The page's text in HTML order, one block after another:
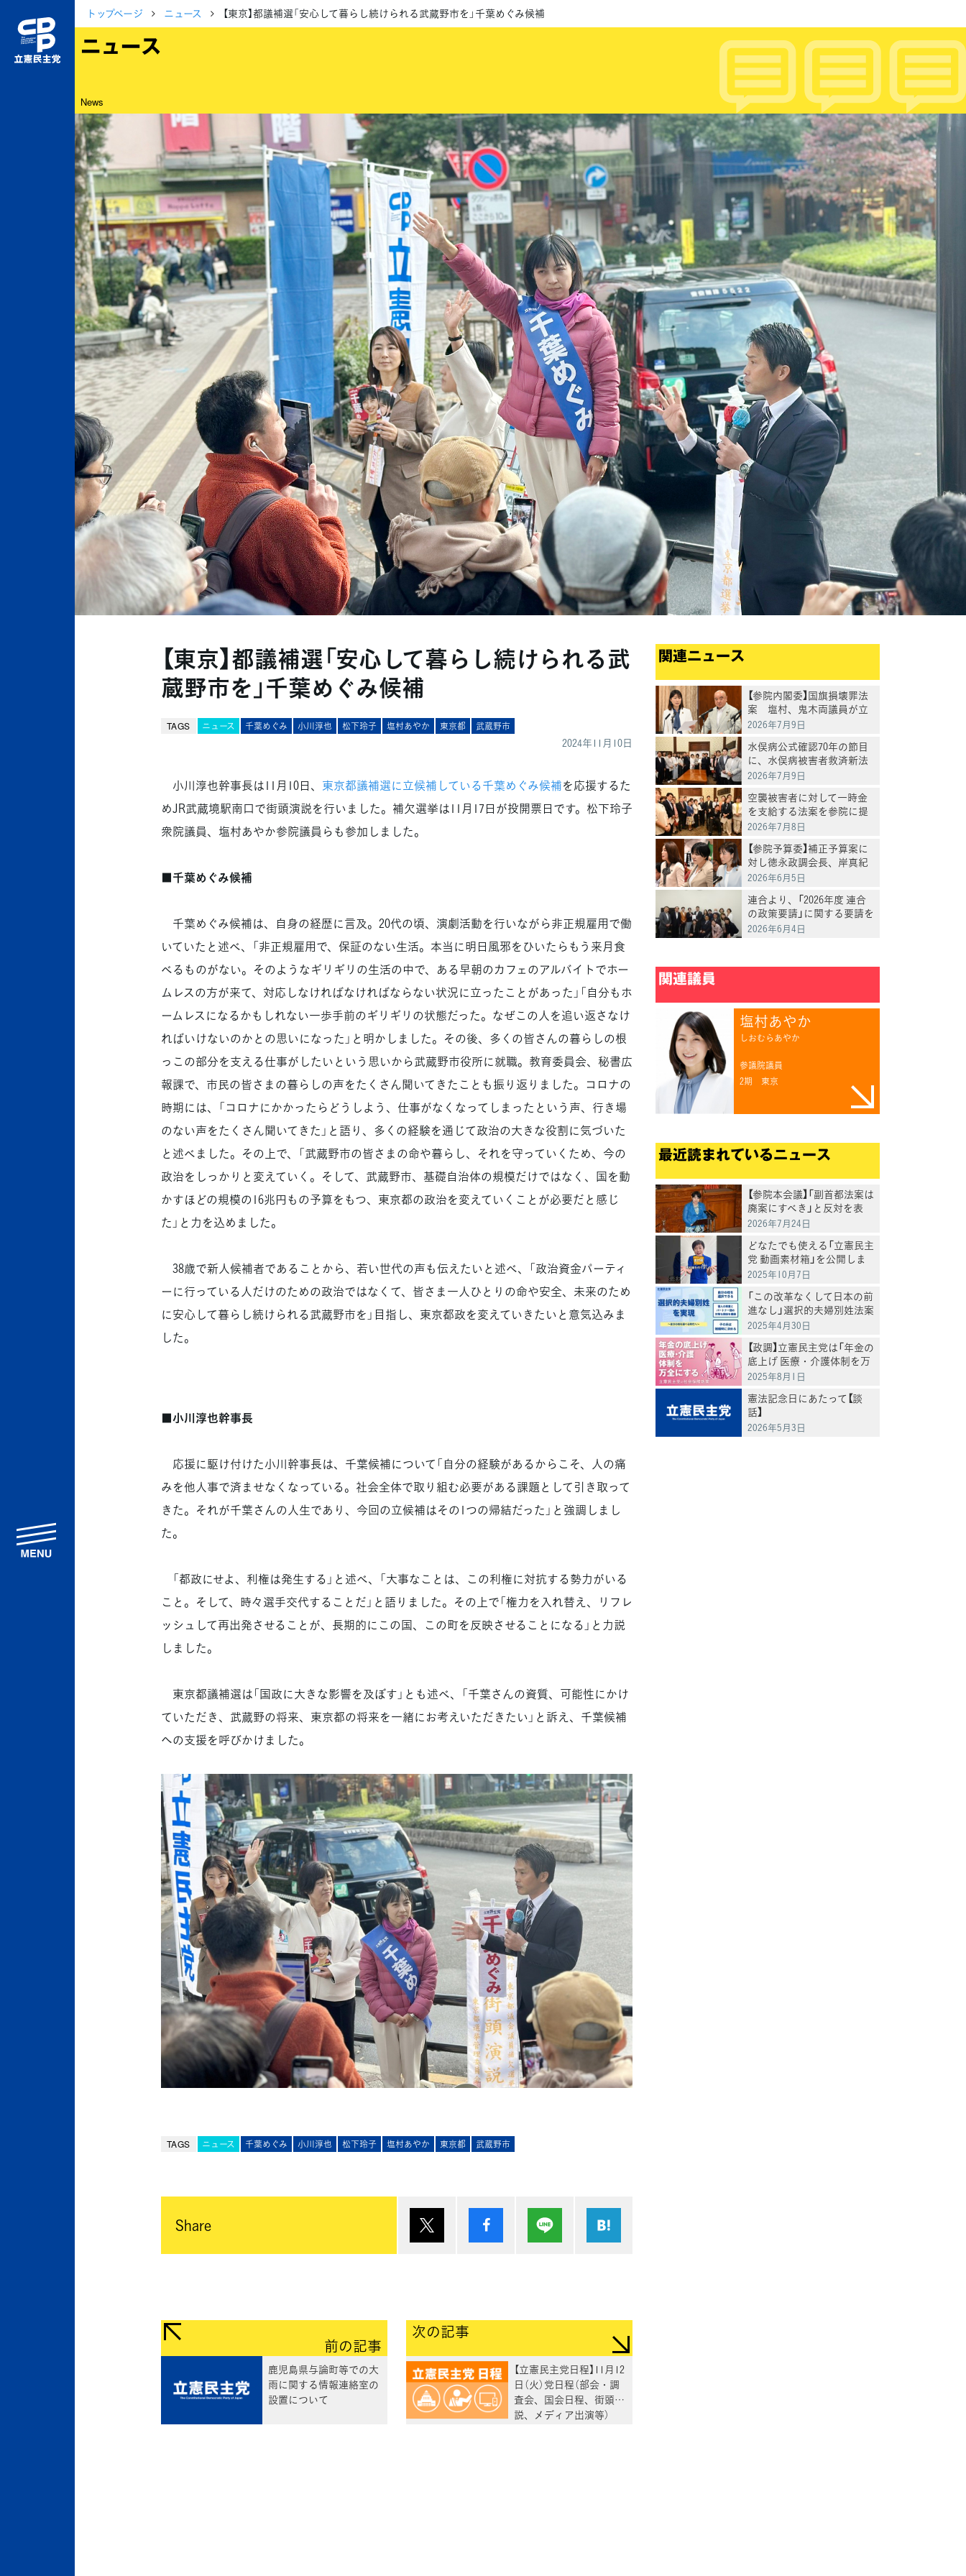
トップページ ニュース 【東京】都議補選「安心して暮らし続けられる武蔵野市を」千葉めぐみ候補
ニュース
News
【東京】都議補選「安心して暮らし続けられる武
蔵野市を」千葉めぐみ候補
TAGS ニュース 千葉めぐみ 小川淳也 松下玲子 塩村あやか 東京都 武蔵野市
2024年11月10日
小川淳也幹事長は11月10日、 東京都議補選に立候補している千葉めぐみ候補を応援するた
めJR武蔵境駅南口で街頭演説を行いました。補欠選挙は11月17日が投開票日です。松下玲子
衆院議員、塩村あやか参院議員らも参加しました。
■千葉めぐみ候補
千葉めぐみ候補は、自身の経歴に言及。20代の頃、演劇活動を行いながら非正規雇用で働
いていたと述べ、「非正規雇用で、保証のない生活。本当に明日風邪をひいたらもう来月食
べるものがない。そのようなギリギリの生活の中で、ある早朝のカフェのアルバイトでホー
ムレスの方が来て、対応しなければなければならない状況に立ったことがあった」「自分もホ
ームレスになるかもしれない一歩手前のギリギリの状態だった。なぜこの人を追い返さなけ
ればいけないのかとの思いになった」と明かしました。その後、多くの皆さんの暮らしの根
っこの部分を支える仕事がしたいという思いから武蔵野市役所に就職。教育委員会、秘書広
報課で、市民の皆さまの暮らしの声をたくさん聞いてきたことも振り返りました。コロナの
時期には、「コロナにかかったらどうしよう、仕事がなくなってしまったという声、行き場
のない声をたくさん聞いてきた」と語り、多くの経験を通じて政治の大きな役割に気づいた
と述べました。その上で、「武蔵野市の皆さまの命や暮らし、それを守っていくため、今の
政治をしっかりと変えていく。そして、武蔵野市、基礎自治体の規模だけではなく、国を動
かすほどの規模の16兆円もの予算をもつ、東京都の政治を変えていくことが必要だと感じ
た」と力を込めました。
38歳で新人候補者であることから、若い世代の声も伝えたいと述べ、「政治資金パーティ
ーに行っている人だけのための政治ではなくて、皆さま一人ひとりの命や安全、未来のため
に安心して暮らし続けられる武蔵野市を」目指し、東京都政を変えていきたいと意気込みま
した。
■小川淳也幹事長
応援に駆け付けた小川幹事長は、千葉候補について「自分の経験があるからこそ、人の痛
みを他人事で済ませなくなっている。社会全体で取り組む必要がある課題として引き取って
きた。それが千葉さんの人生であり、今回の立候補はその1つの帰結だった」と強調しまし
た。
「都政にせよ、利権は発生する」と述べ、「大事なことは、この利権に対抗する勢力がいる
こと。そして、時々選手交代することだ」と語りました。その上で「権力を入れ替え、リフレ
ッシュして再出発させることが、長期的にこの国、この町を反映させることになる」と力説
しました。
東京都議補選は「国政に大きな影響を及ぼす」とも述べ、「千葉さんの資質、可能性にかけ
ていただき、武蔵野の将来、東京都の将来を一緒にお考えいただきたい」と訴え、千葉候補
への支援を呼びかけました。
TAGS ニュース 千葉めぐみ 小川淳也 松下玲子 塩村あやか 東京都 武蔵野市
Share シェア Lineで送る
前の記事
鹿児島県与論町等での大
雨に関する情報連絡室の
設置について
次の記事
【立憲民主党日程】11月12
日（火）党日程（部会・調
査会、国会日程、街頭演
説、メディア出演等）
関連ニュース
【参院内閣委】国旗損壊罪法
案 塩村、鬼木両議員が立
法事実や表現の自由への影
2026年7月9日
水俣病公式確認70年の節目
に、水俣病被害者救済新法
案提出
2026年7月9日
空襲被害者に対して一時金
を支給する法案を参院に提
出
2026年7月8日
【参院予算委】補正予算案に
対し徳永政調会長、岸真紀
子議員、塩村あやか議員が
2026年6月5日
連合より、「2026年度 連合
の政策要請」に関する要請を
受け、意見交換
2026年6月4日
関連議員
塩村あやか
しおむらあやか
参議院議員
2期 東京
最近読まれているニュース
【参院本会議】「副首都法案は
廃案にすべき」と反対を表
明 岸真紀子議員
2026年7月24日
どなたでも使える「立憲民主
党 動画素材箱」を公開しま
した
2025年10月7日
「この改革なくして日本の前
進なし」選択的夫婦別姓法案
を提出
2025年4月30日
【政調】立憲民主党は「年金の
底上げ 医療・介護体制を万
全にする」
2025年8月1日
憲法記念日にあたって【談
話】
2026年5月3日